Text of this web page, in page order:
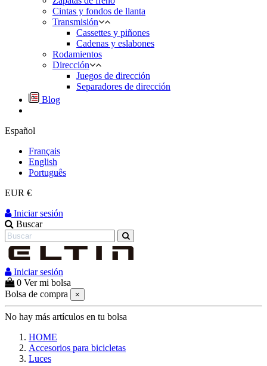
Cintas y fondos de llanta
Transmisión
Cassettes y piñones
Cadenas y eslabones
Rodamientos
Dirección
Juegos de dirección
Separadores de dirección
Blog
Español
Français
English
Português
EUR €
Iniciar sesión
Buscar
Iniciar sesión
0 Ver mi bolsa
Bolsa de compra
×
No hay más artículos en tu bolsa
HOME
Accesorios para bicicletas
Luces